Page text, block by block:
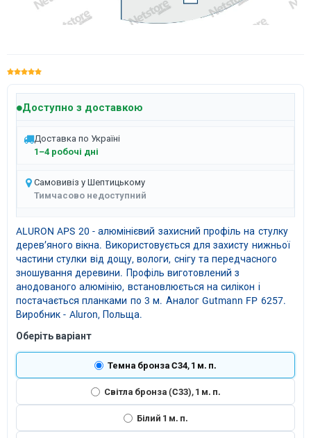
Доступно з доставкою
Доставка по Україні
1–4 робочі дні
Самовивіз у Шептицькому
Тимчасово недоступний
ALURON APS 20 - алюмінієвий захисний профіль на стулку
дерев’яного вікна. Використовується для захисту нижньої
частини стулки від дощу, вологи, снігу та передчасного
зношування деревини. Профіль виготовлений з
анодованого алюмінію, встановлюється на силікон і
постачається планками по 3 м. Аналог Gutmann FP 6257.
Виробник - Aluron, Польща.
Оберіть варіант
Темна бронза C34, 1 м. п.
Світла бронза (C33), 1 м. п.
Білий 1 м. п.